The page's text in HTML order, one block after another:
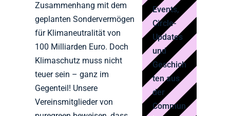
Zusammenhang mit dem
geplanten Sondervermögen
für Klimaneutralität von
100 Milliarden Euro. Doch
Klimaschutz muss nicht
teuer sein – ganz im
Gegenteil! Unsere
Vereinsmitglieder von
Events,
Circle-
Updates
und
Geschich
ten aus
der
Commun